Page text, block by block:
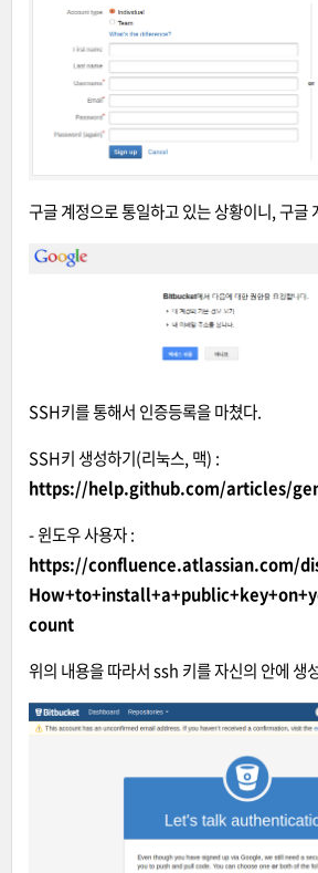
구글 계정으로 통일하고 있는 상황이니, 구글
SSH키를 통해서 인증등록을 마쳤다.
SSH키 생성하기(리눅스, 맥) :
https://help.github.com/articles/
- 윈도우 사용자 :
https://confluence.atlassian.com/
count
위의 내용을 따라서 ssh 키를 자신의 안에 생